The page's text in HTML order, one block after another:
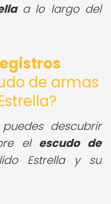
a lo largo del
de armas
descubrir
el escudo de
Estrella y su